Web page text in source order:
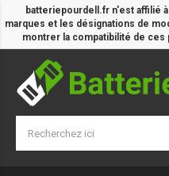
batteriepourdell.fr n'est affilié
marques et les désignations de
montrer la compatibilité de